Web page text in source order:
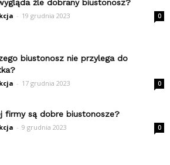
źle dobrany biustonosz?
- 19 grudnia 2023 0
biustonosz nie przylega do
- 17 grudnia 2023 0
firmy są dobre biustonosze?
- 9 grudnia 2023 0